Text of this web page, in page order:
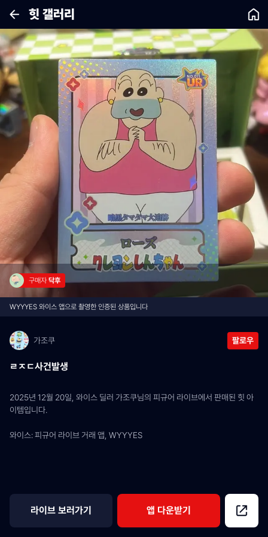
힛 갤러리
구매자 닥후
WYYYES 와이스 앱으로 촬영한 인증된 상품입니다
가조쿠 팔로우
ㄹㅈㄷ사건발생
2025년 12월 20일, 와이스 딜러 가조쿠님의 피규어 라이브에서 판매된 힛 아
이템입니다.
와이스: 피규어 라이브 거래 앱, WYYYES
라이브 보러가기 앱 다운받기